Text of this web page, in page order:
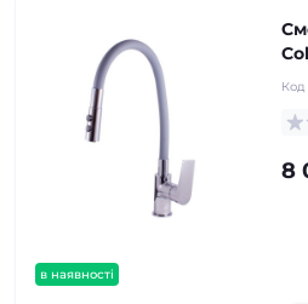
в наявності
Код
8